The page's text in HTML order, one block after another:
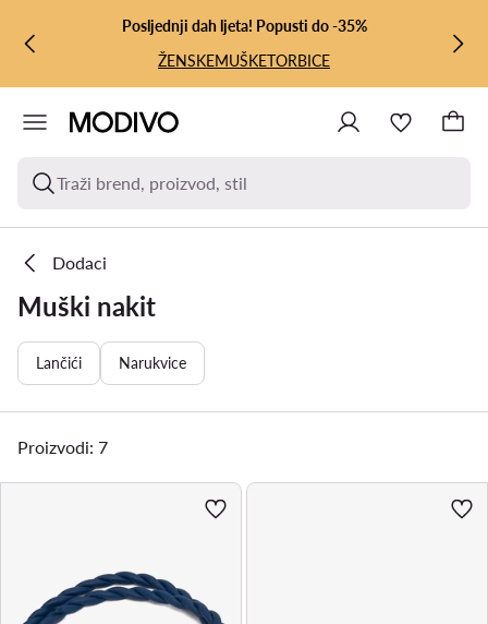
PRIJEĐI NA GLAVNI SADRŽAJ
PRIJEĐI NA PRETRAŽIVANJE
Posljednji dah ljeta! Popusti do -35%
ŽENSKEMUŠKETORBICE
Traži brend, proizvod, stil
Dodaci
Muški nakit
Lančići Narukvice
Proizvodi: 7